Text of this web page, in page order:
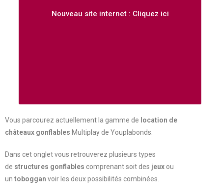
Nouveau site internet : Cliquez ici
Vous parcourez actuellement la gamme de location de
châteaux gonflables Multiplay de Youplabonds.
Dans cet onglet vous retrouverez plusieurs types
de structures gonflables comprenant soit des jeux ou
un toboggan voir les deux possibilités combinées.